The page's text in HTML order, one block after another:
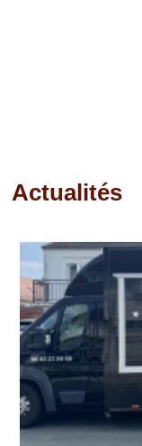
Actualités
Pages